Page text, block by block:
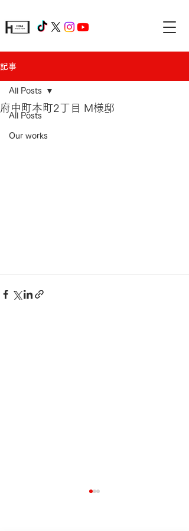
記事
All Posts
Our works
All Posts
府中町本町2丁目 M様邸